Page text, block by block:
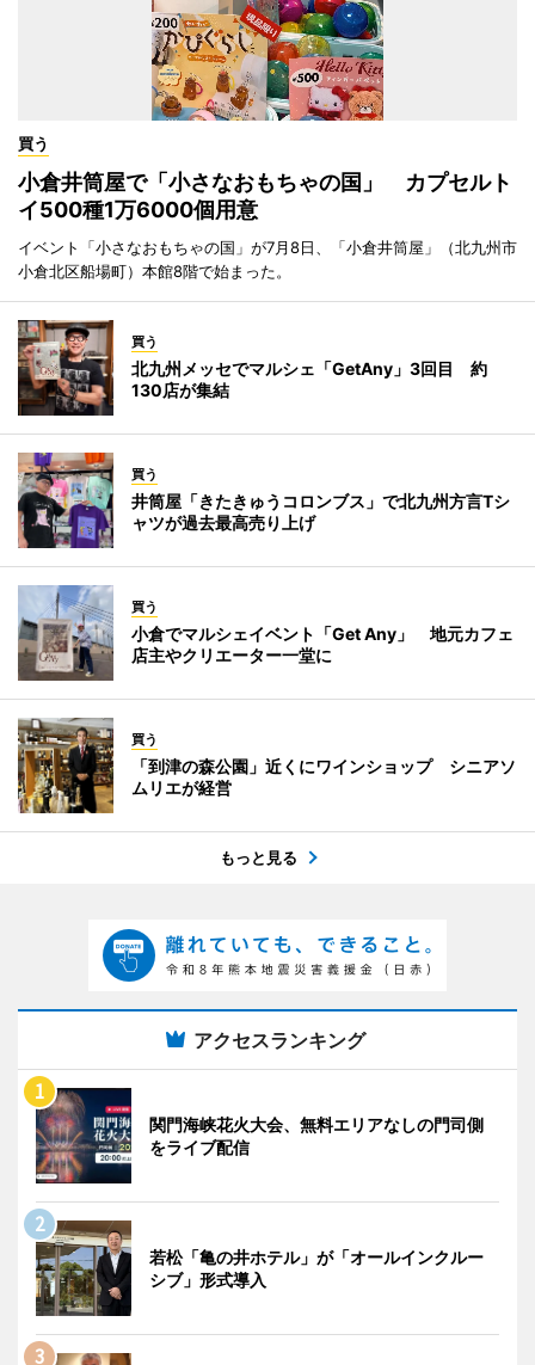
買う
小倉井筒屋で「小さなおもちゃの国」 カプセルト
イ500種1万6000個用意
イベント「小さなおもちゃの国」が7月8日、「小倉井筒屋」（北九州市
小倉北区船場町）本館8階で始まった。
買う
北九州メッセでマルシェ「GetAny」3回目 約
130店が集結
買う
井筒屋「きたきゅうコロンブス」で北九州方言Tシ
ャツが過去最高売り上げ
買う
小倉でマルシェイベント「Get Any」 地元カフェ
店主やクリエーター一堂に
買う
「到津の森公園」近くにワインショップ シニアソ
ムリエが経営
もっと見る
アクセスランキング
関門海峡花火大会、無料エリアなしの門司側
をライブ配信
若松「亀の井ホテル」が「オールインクルー
シブ」形式導入